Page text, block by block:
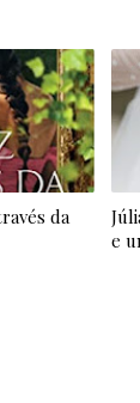
da
e